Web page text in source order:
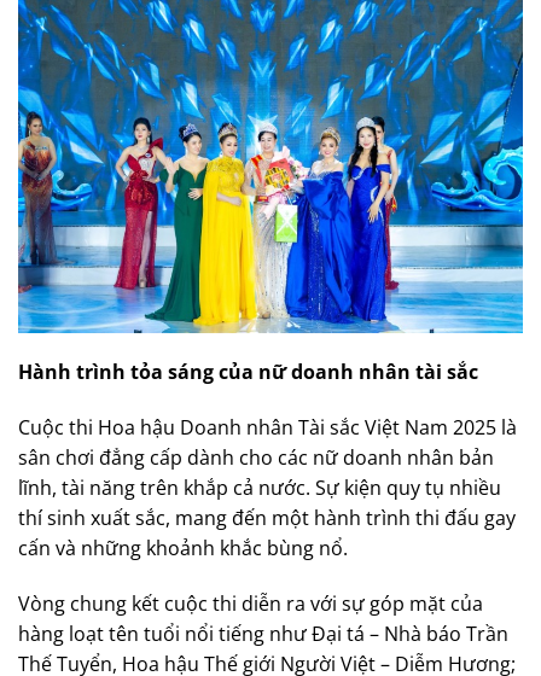
Hành trình tỏa sáng của nữ doanh nhân tài sắc
Cuộc thi Hoa hậu Doanh nhân Tài sắc Việt Nam 2025 là
sân chơi đẳng cấp dành cho các nữ doanh nhân bản
lĩnh, tài năng trên khắp cả nước. Sự kiện quy tụ nhiều
thí sinh xuất sắc, mang đến một hành trình thi đấu gay
cấn và những khoảnh khắc bùng nổ.
Vòng chung kết cuộc thi diễn ra với sự góp mặt của
hàng loạt tên tuổi nổi tiếng như Đại tá – Nhà báo Trần
Thế Tuyển, Hoa hậu Thế giới Người Việt – Diễm Hương;